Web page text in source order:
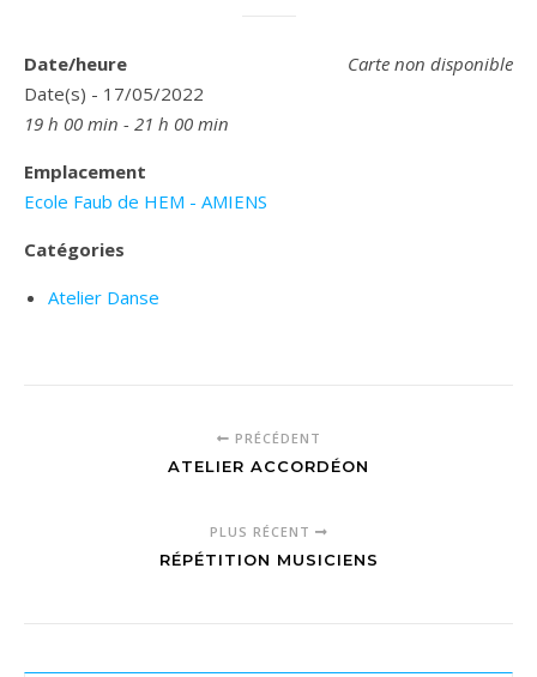
Carte non disponible
Date/heure
Date(s) - 17/05/2022
19 h 00 min - 21 h 00 min
Emplacement
Ecole Faub de HEM - AMIENS
Catégories
Atelier Danse
PRÉCÉDENT
ATELIER ACCORDÉON
PLUS RÉCENT
RÉPÉTITION MUSICIENS